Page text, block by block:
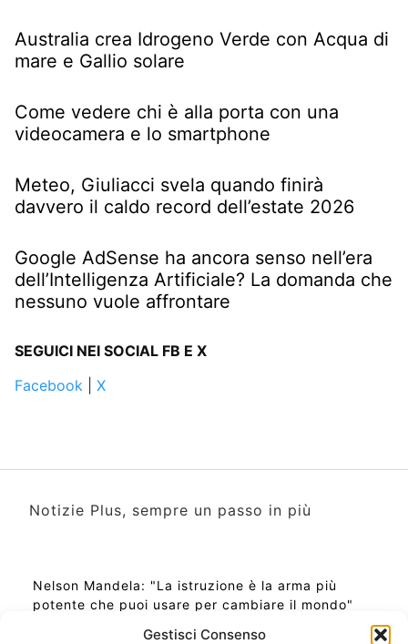
Gestisci Consenso
Australia crea Idrogeno Verde con Acqua di
mare e Gallio solare
Come vedere chi è alla porta con una
videocamera e lo smartphone
Meteo, Giuliacci svela quando finirà
davvero il caldo record dell’estate 2026
Google AdSense ha ancora senso nell’era
dell’Intelligenza Artificiale? La domanda che
nessuno vuole affrontare
SEGUICI NEI SOCIAL FB E X
Facebook
X
Notizie Plus, sempre un passo in più
Nelson Mandela: "La istruzione è la arma più
potente che puoi usare per cambiare il mondo"